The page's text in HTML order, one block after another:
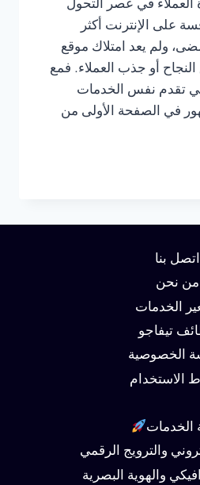
العملاء في عصر التحول
على الإنترنت أكثر
ولم يعد امتلاك موقع
النجاح أو جذب العملاء. فمع
تقدم نفس الخدمات
في الصفحة الأولى من
اتصل بنا
من نحن
الخدمات
تيفاجو
الخصوصية
الاستخدام
الخدمات
والترويج الرقمي
والهوية البصرية